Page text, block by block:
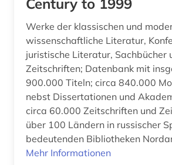
belletristik (2)
benedictus de spinoza (1)
benedikt (1)
benelux (1)
benin (1)
Century to 1999
Werke der klassischen und
wissenschaftliche Literatur,
juristische Literatur, Sachbücher
Zeitschriften; Datenbank mit insgesamt circa
900.000 Titeln; circa 840.000 Monographien
nebst Dissertationen und
circa 60.000 Zeitschriften und
über 100 Ländern in russischer
bedeutenden Bibliotheken
Mehr Informationen